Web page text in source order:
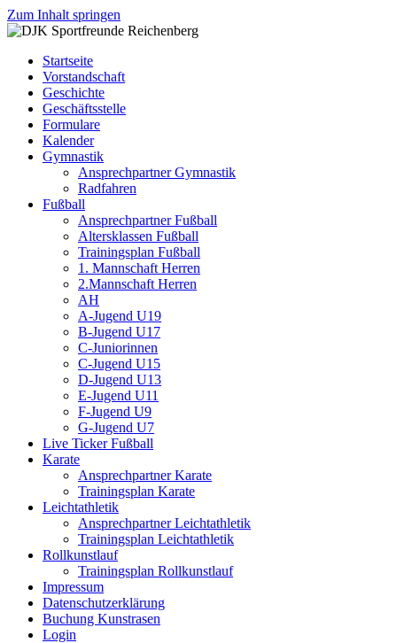
Zum Inhalt springen
Sportfreunde
Reichenberg
Gymnastik
Karate
Leichtathletik
Radfahren
Rollkunstlauf
Startseite
Vorstandschaft
Geschichte
Geschäftsstelle
Formulare
Kalender
Gymnastik
Ansprechpartner Gymnastik
Radfahren
Fußball
Ansprechpartner Fußball
Altersklassen Fußball
Trainingsplan Fußball
1. Mannschaft Herren
2.Mannschaft Herren
AH
A-Jugend U19
B-Jugend U17
C-Juniorinnen
C-Jugend U15
D-Jugend U13
E-Jugend U11
F-Jugend U9
G-Jugend U7
Live Ticker Fußball
Karate
Ansprechpartner Karate
Trainingsplan Karate
Leichtathletik
Ansprechpartner Leichtathletik
Trainingsplan Leichtathletik
Rollkunstlauf
Trainingsplan Rollkunstlauf
Impressum
Datenschutzerklärung
Buchung Kunstrasen
Login